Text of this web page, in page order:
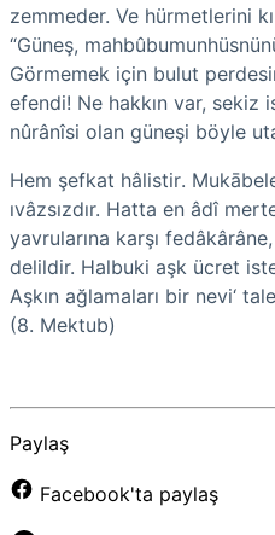
zemmeder. Ve hürmetlerini
“Güneş, mahbûbumun
Görmemek için bulut
efendi! Ne hakkın var, sekiz
nûrânîsi olan güneşi böyle
Hem şefkat hâlistir.
ıvâzsızdır. Hatta en âdî
yavrularına karşı
delildir. Halbuki aşk ücret
Aşkın ağlamaları bir nevi‘
(8. Mektub)
Paylaş
Facebook'ta paylaş